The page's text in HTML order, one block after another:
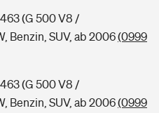
(G 500 V8 /
Benzin, SUV, ab 2006(0999
(G 500 V8 /
Benzin, SUV, ab 2006(0999